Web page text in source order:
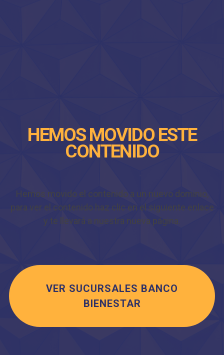
HEMOS MOVIDO ESTE
CONTENIDO
Hemos movido el contenido a un nuevo dominio,
para ver el contenido haz clic en el siguiente enlace
y te llevará a nuestra nueva página.
VER SUCURSALES BANCO
BIENESTAR